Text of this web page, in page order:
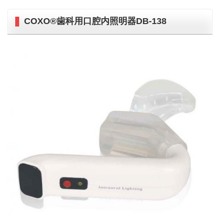
COXO®歯科用口腔内照明器DB-138